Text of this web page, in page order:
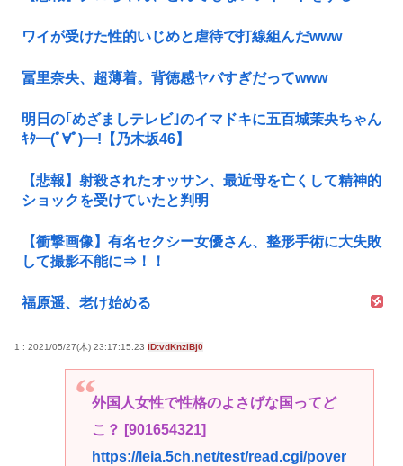
ワイが受けた性的いじめと虐待で打線組んだwww
冨里奈央、超薄着。背徳感ヤバすぎだってwww
明日の｢めざましテレビ｣のイマドキに五百城茉央ちゃん
ｷﾀ━(ﾟ∀ﾟ)━!【乃木坂46】
【悲報】射殺されたオッサン、最近母を亡くして精神的
ショックを受けていたと判明
【衝撃画像】有名セクシー女優さん、整形手術に大失敗
して撮影不能に⇒！！
福原遥、老け始める
1 : 2021/05/27(木) 23:17:15.23 ID:vdKnziBj0
外国人女性で性格のよさげな国ってど
こ？ [901654321]
https://leia.5ch.net/test/read.cgi/pover